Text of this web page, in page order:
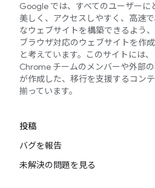
Google では、すべてのユーザーに
美しく、アクセスしやすく、高速
なウェブサイトを構築できるよう
ブラウザ対応のウェブサイトを作
と考えています。このサイトには、
Chrome チームのメンバーや外部
が作成した、移行を支援するコン
揃っています。
投稿
バグを報告
未解決の問題を見る